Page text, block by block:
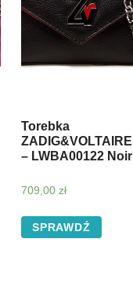
Torebka
ZADIG&VOLTAIRE
– LWBA00122 Noir
709,00 zł
SPRAWDŹ